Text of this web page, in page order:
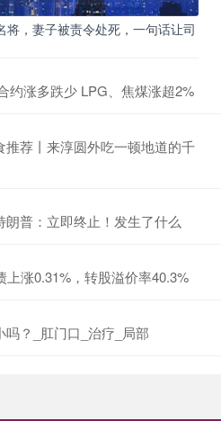
将，妻子被责令处死，一句话让司
约涨多跌少 LPG、焦煤涨超2%
荐丨来淳圆外吃一顿地道的千
普：立即终止！发生了什么
涨0.31%，转股溢价率40.3%
？_肛门口_治疗_局部